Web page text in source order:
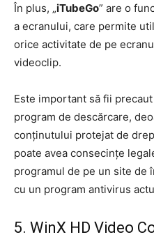
În plus, „iTubeGo” are o
a ecranului, care permite
orice activitate de pe
videoclip.
Este important să fii
program de descărcare,
conținutului protejat de
poate avea consecințe
programul de pe un site de
cu un program antivirus
5. WinX HD Video